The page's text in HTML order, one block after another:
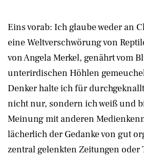
Eins vorab: Ich glaube weder an
eine Weltverschwörung von
von Angela Merkel, genährt vom
unterirdischen Höhlen
Denker halte ich für
nicht nur, sondern ich weiß und
Meinung mit anderen
lächerlich der Gedanke von gut
zentral gelenkten Zeitungen oder